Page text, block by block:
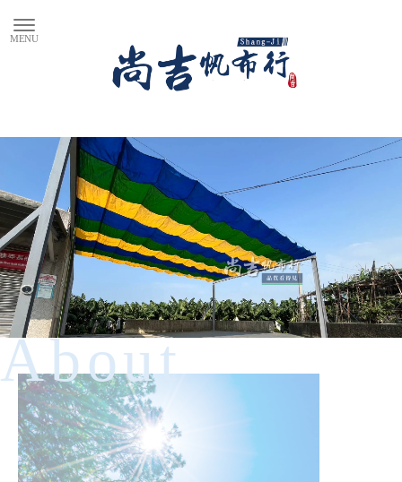
About